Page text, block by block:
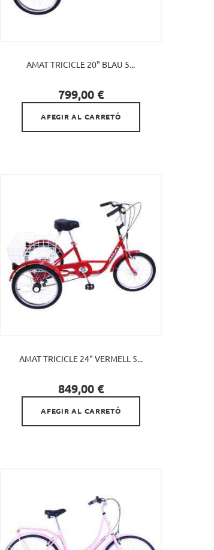
AMAT TRICICLE 20" BLAU 5...
Preu
799,00 €

AFEGIR AL CARRETÓ
AMAT TRICICLE 24" VERMELL 5...
Preu
849,00 €

AFEGIR AL CARRETÓ